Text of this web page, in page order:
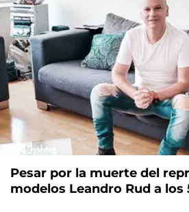
Pesar por la muerte del
modelos Leandro Rud a los